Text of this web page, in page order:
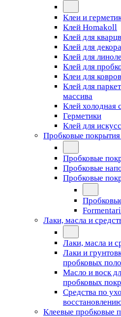
Клеи и
Клей Homakoll
Клей для
Клей для
Клей для
Клей для
Клеи для
Клей для
массива
Клей холодная
Герметики
Клей для
Пробковые покрытия
Пробковые
Пробковые
Пробковые
Лаки, масла и
Лаки, масла и
Лаки и
пробковых
Масло и воск
пробковых
Средства по
Клеевые пробковые